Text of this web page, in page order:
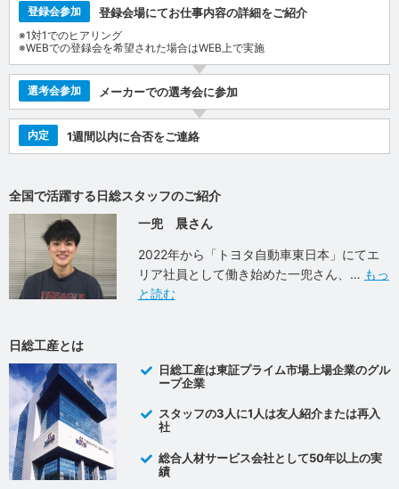
登録会参加 登録会場にてお仕事内容の詳細をご紹介
※1対1でのヒアリング
※WEBでの登録会を希望された場合はWEB上で実施
選考会参加 メーカーでの選考会に参加
内定 1週間以内に合否をご連絡
全国で活躍する日総スタッフのご紹介
一兜 晨さん
2022年から「トヨタ自動車東日本」にてエ
リア社員として働き始めた一兜さん、
もっ
と読む
日総工産とは
日総工産は東証プライム市場上場企業のグル
ープ企業
スタッフの3人に1人は友人紹介または再入
社
総合人材サービス会社として50年以上の実
績